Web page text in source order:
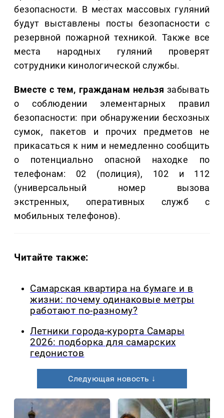
безопасности. В местах массовых гуляний
будут выставлены посты безопасности с
резервной пожарной техникой. Также все
места народных гуляний проверят
сотрудники кинологической службы.
Вместе с тем, гражданам нельзя забывать
о соблюдении элементарных правил
безопасности: при обнаружении бесхозных
сумок, пакетов и прочих предметов не
прикасаться к ним и немедленно сообщить
о потенциально опасной находке по
телефонам: 02 (полиция), 102 и 112
(универсальный номер вызова
экстренных, оперативных служб с
мобильных телефонов).
Читайте также:
Самарская квартира на бумаге и в
жизни: почему одинаковые метры
работают по-разному?
Летники города-курорта Самары
2026: подборка для самарских
гедонистов
Следующая новость ↓